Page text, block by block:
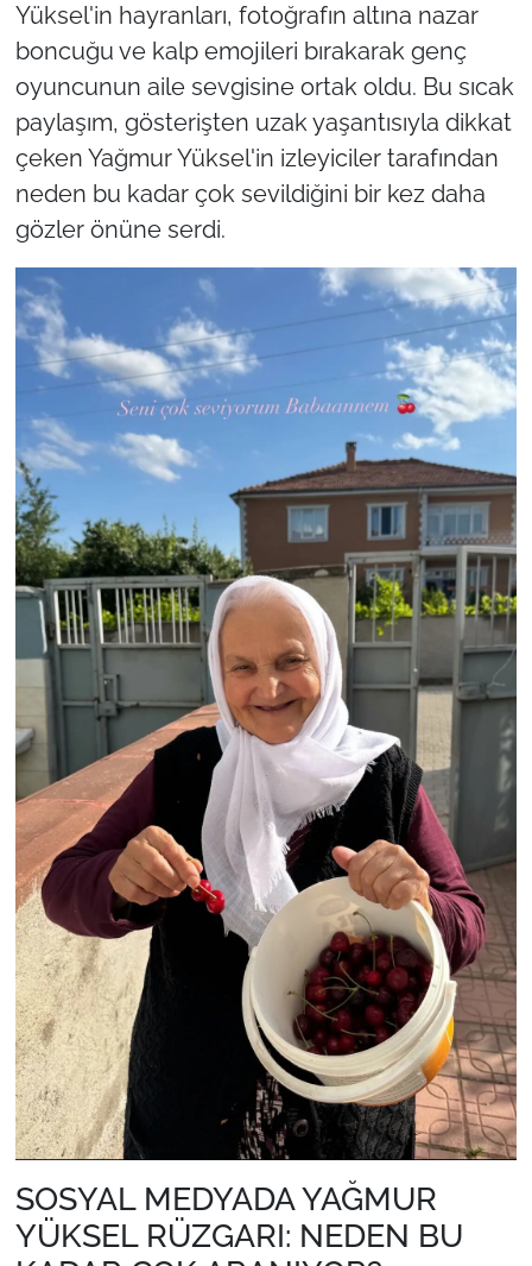
Yüksel'in hayranları, fotoğrafın altına nazar
boncuğu ve kalp emojileri bırakarak genç
oyuncunun aile sevgisine ortak oldu. Bu sıcak
paylaşım, gösterişten uzak yaşantısıyla dikkat
çeken Yağmur Yüksel'in izleyiciler tarafından
neden bu kadar çok sevildiğini bir kez daha
gözler önüne serdi.
SOSYAL MEDYADA YAĞMUR
YÜKSEL RÜZGARI: NEDEN BU